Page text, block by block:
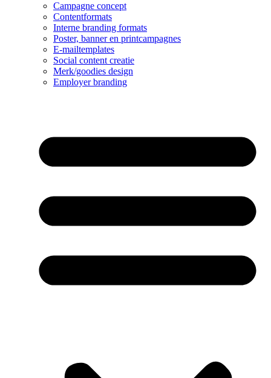
Campagne concept
Contentformats
Interne branding formats
Poster, banner en printcampagnes
E-mailtemplates
Social content creatie
Merk/goodies design
Employer branding